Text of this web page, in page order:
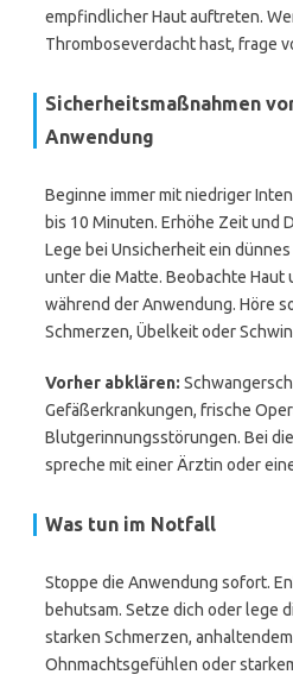
empfindlicher Haut auftreten.
Thromboseverdacht hast, frage
Sicherheitsmaßnahmen
Anwendung
Beginne immer mit niedriger
bis 10 Minuten. Erhöhe Zeit und
Lege bei Unsicherheit ein
unter die Matte. Beobachte
während der Anwendung. Höre
Schmerzen, Übelkeit oder
Vorher abklären:
Gefäßerkrankungen, frische
Blutgerinnungsstörungen. Bei
spreche mit einer Ärztin oder
Was tun im Notfall
Stoppe die Anwendung sofort.
behutsam. Setze dich oder lege
starken Schmerzen,
Ohnmachtsgefühlen oder